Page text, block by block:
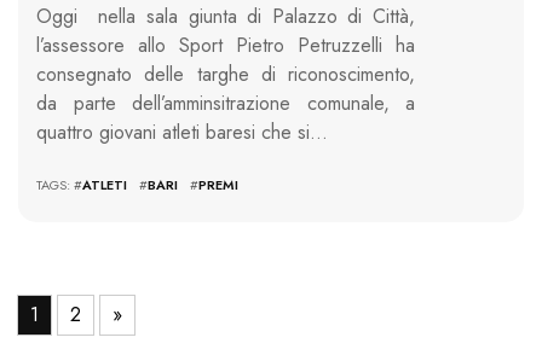
Oggi nella sala giunta di Palazzo di Città,
l’assessore allo Sport Pietro Petruzzelli ha
consegnato delle targhe di riconoscimento,
da parte dell’amminsitrazione comunale, a
quattro giovani atleti baresi che si…
TAGS: #ATLETI #BARI #PREMI
1 2 »